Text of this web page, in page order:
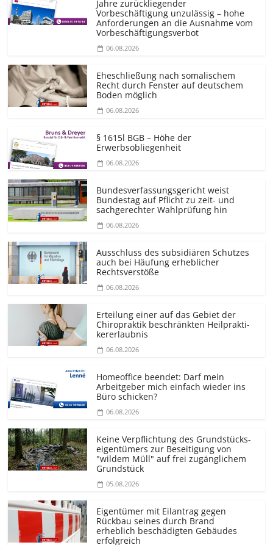
Jahre zurückliegender
Vorbeschäftigung unzulässig – hohe
Anforderungen an die Ausnahme vom
Vorbeschäf­tigungsverbot
06.08.2026
Eheschließung nach somalischem
Recht durch Fenster auf deutschem
Boden möglich
06.08.2026
§ 1615l BGB – Höhe der
Erwerbsobliegenheit
06.08.2026
Bundesver­fassungsgericht weist
Bundestag auf Pflicht zu zeit- und
sachgerechter Wahlprüfung hin
06.08.2026
Ausschluss des subsidiären Schutzes
auch bei Häufung erheblicher
Rechtsverstöße
06.08.2026
Erteilung einer auf das Gebiet der
Chiropraktik beschränkten Heilprakti­
kererlaubnis
06.08.2026
Homeoffice beendet: Darf mein
Arbeitgeber mich einfach wieder ins
Büro schicken?
06.08.2026
Keine Verpflichtung des Grundstücks­
eigentümers zur Beseitigung von
"wildem Müll" auf frei zugänglichem
Grundstück
05.08.2026
Eigentümer mit Eilantrag gegen
Rückbau seines durch Brand
erheblich beschädigten Gebäudes
erfolgreich